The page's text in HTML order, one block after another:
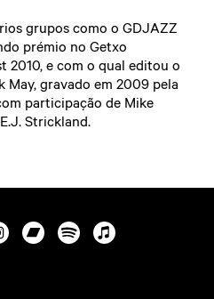
grupos como o GDJAZZ
prémio no Getxo
2010, e com o qual editou o
May, gravado em 2009 pela
participação de Mike
Strickland.